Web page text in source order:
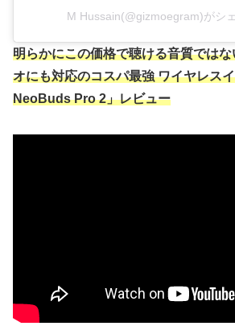
M Hussain(@gizmoegram)がシ
明らかにこの価格で聴ける音質では
オにも対応のコスパ最強 ワイヤレス
NeoBuds Pro 2」レビュー